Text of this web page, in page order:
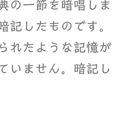
の一節を暗唱しま
記したものです。
れたような記憶が
いません。暗記し